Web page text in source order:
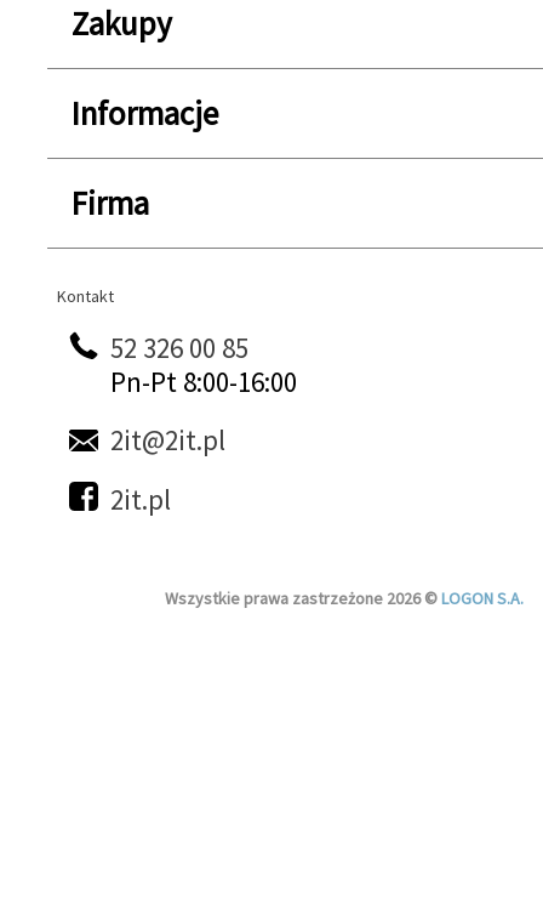
Zakupy
Informacje
Firma
Kontakt
Kontakt
52 326 00 85
Pn-Pt 8:00-16:00
2it@2it.pl
2it.pl
Wszystkie prawa zastrzeżone 2026 ©LOGON S.A.